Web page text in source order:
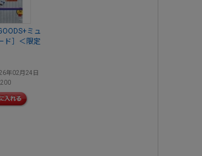
ミュ
ド］＜限定
年02月24日